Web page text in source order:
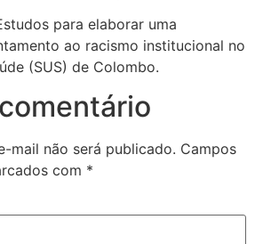
para elaborar uma
ao racismo institucional no
(SUS) de Colombo.
mail não será publicado. Campos
com *